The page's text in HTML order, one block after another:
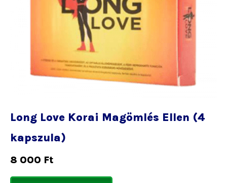
Long Love Korai Magömlés Ellen (4
kapszula)
8 000 Ft